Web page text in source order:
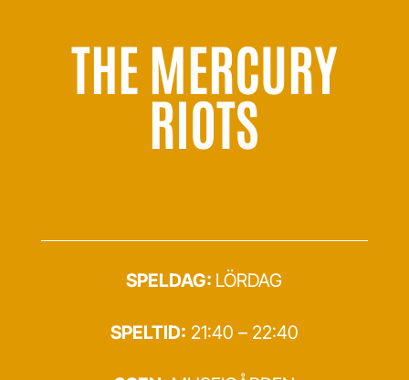
THE MERCURY
RIOTS
SPELDAG: LÖRDAG
SPELTID: 21:40 – 22:40